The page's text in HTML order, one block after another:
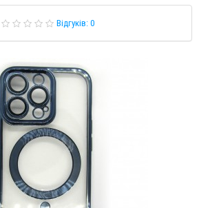
Відгуків: 0